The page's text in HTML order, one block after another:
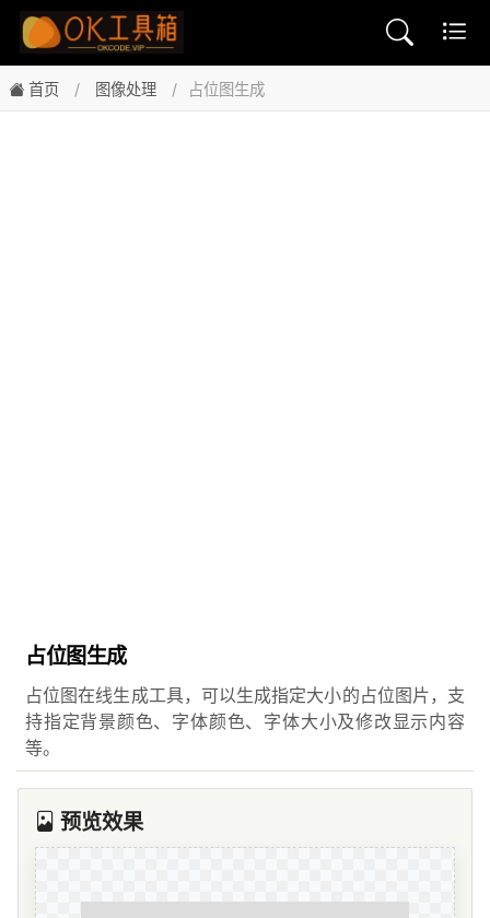
首页 图像处理 占位图生成
占位图生成
占位图在线生成工具，可以生成指定大小的占位图片，支
持指定背景颜色、字体颜色、字体大小及修改显示内容
等。
预览效果